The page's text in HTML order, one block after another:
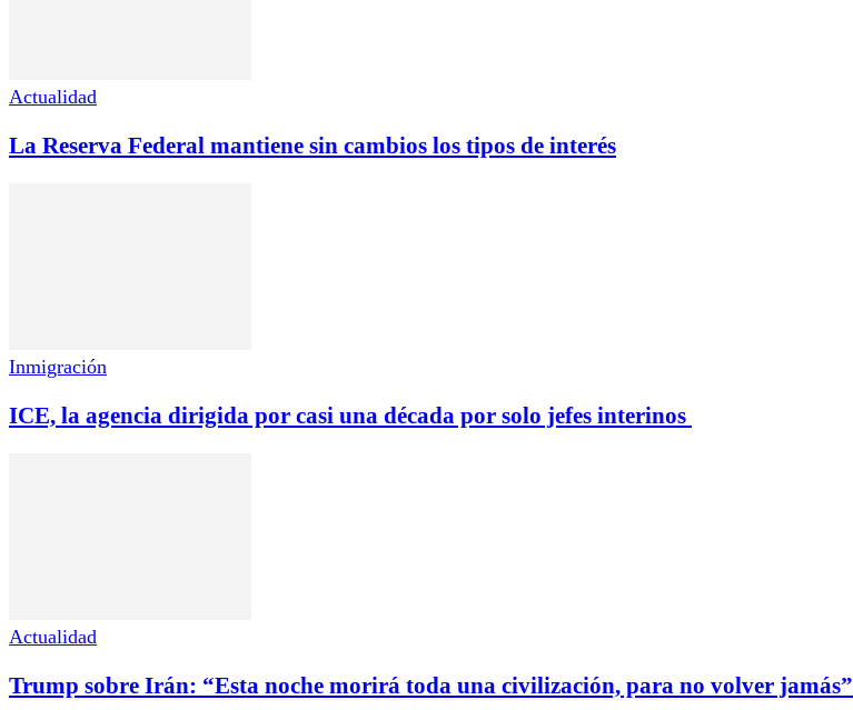
Actualidad
La Reserva Federal mantiene sin cambios los tipos de interés
Inmigración
ICE, la agencia dirigida por casi una década por solo jefes interinos
Actualidad
Trump sobre Irán: “Esta noche morirá toda una civilización, para no volver jamás”